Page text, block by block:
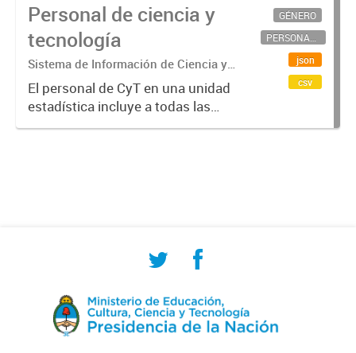
Personal de ciencia y
tecnología
Sistema de Información de Ciencia y
Tecnología Argentino (SICYTAR)
El personal de CyT en una unidad
estadística incluye a todas las
personas involucradas
GÉNERO
PERSONAL CIENTÍFICO-TECNOLÓGICO
json
csv